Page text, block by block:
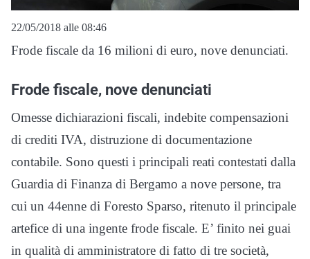
22/05/2018 alle 08:46
Frode fiscale da 16 milioni di euro, nove denunciati.
Frode fiscale, nove denunciati
Omesse dichiarazioni fiscali, indebite compensazioni
di crediti IVA, distruzione di documentazione
contabile. Sono questi i principali reati contestati dalla
Guardia di Finanza di Bergamo a nove persone, tra
cui un 44enne di Foresto Sparso, ritenuto il principale
artefice di una ingente frode fiscale. E’ finito nei guai
in qualità di amministratore di fatto di tre società,